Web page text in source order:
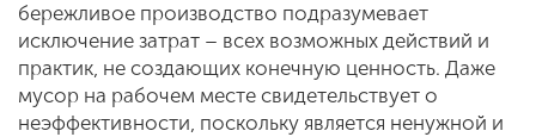
бережливое производство подразумевает
исключение затрат – всех возможных действий и
практик, не создающих конечную ценность. Даже
мусор на рабочем месте свидетельствует о
неэффективности, поскольку является ненужной и